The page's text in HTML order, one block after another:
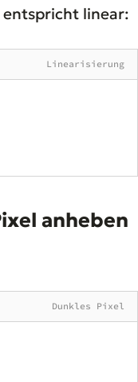
entspricht linear:
Linearisierung
anheben
Dunkles Pixel